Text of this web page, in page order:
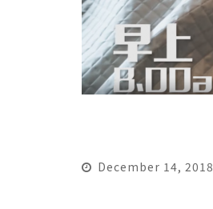
December 14, 2018